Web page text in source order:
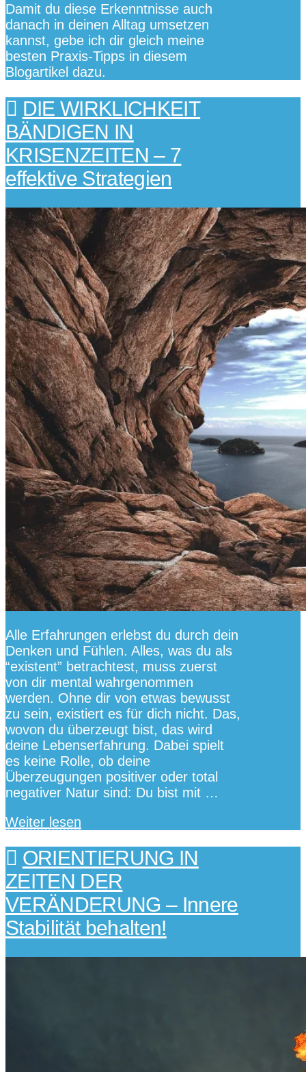
Damit du diese Erkenntnisse auch
danach in deinen Alltag umsetzen
kannst, gebe ich dir gleich meine
besten Praxis-Tipps in diesem
Blogartikel dazu.
DIE WIRKLICHKEIT
BÄNDIGEN IN
KRISENZEITEN – 7
effektive Strategien
Alle Erfahrungen erlebst du durch dein
Denken und Fühlen. Alles, was du als
“existent” betrachtest, muss zuerst
von dir mental wahrgenommen
werden. Ohne dir von etwas bewusst
zu sein, existiert es für dich nicht. Das,
wovon du überzeugt bist, das wird
deine Lebenserfahrung. Dabei spielt
es keine Rolle, ob deine
Überzeugungen positiver oder total
negativer Natur sind: Du bist mit …
Weiter lesen
ORIENTIERUNG IN
ZEITEN DER
VERÄNDERUNG – Innere
Stabilität behalten!